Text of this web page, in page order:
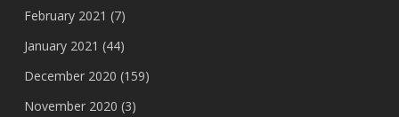
February 2021 (7)
January 2021 (44)
December 2020 (159)
November 2020 (3)